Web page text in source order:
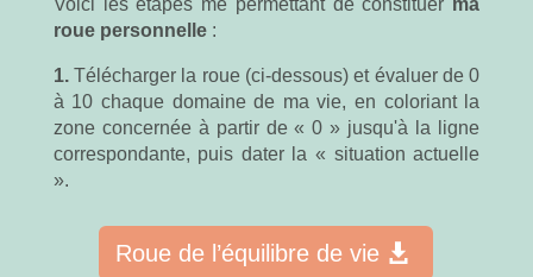
Voici les étapes me permettant de constituer ma
roue personnelle :
1.Télécharger la roue (ci-dessous) et évaluer de 0
à 10 chaque domaine de ma vie, en coloriant la
zone concernée à partir de « 0 » jusqu'à la ligne
correspondante, puis dater la « situation actuelle
».
Roue de l’équilibre de vie